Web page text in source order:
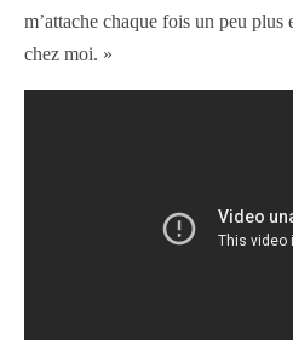
m’attache chaque fois un peu plus
chez moi. »